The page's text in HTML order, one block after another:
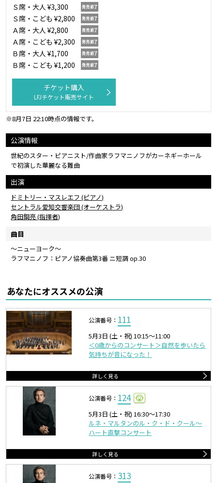
Ｓ席・大人 ¥3,300
Ｓ席・こども ¥2,800
Ａ席・大人 ¥2,800
Ａ席・こども ¥2,300
Ｂ席・大人 ¥1,700
Ｂ席・こども ¥1,200
チケット購入
LFJチケット販売サイト
※8月7日 22:10時点の情報です。
公演情報
世紀のスター・ピアニスト/作曲家ラフマニノフがカーネギーホール
で初演した華麗なる難曲
出演
ドミトリー・マスレエフ (ピアノ)
セントラル愛知交響楽団 (オーケストラ)
角田鋼亮 (指揮者)
曲目
～ニューヨーク～
ラフマニノフ：ピアノ協奏曲第3番 ニ短調 op.30
あなたにオススメの公演
公演番号： 111
5月3日 (土・祝) 10:15〜11:00
＜0歳からのコンサート＞自然を歩いたら
気持ちが音になった！
詳しく見る
公演番号： 124
5月3日 (土・祝) 16:30〜17:30
ルネ・マルタンのル・ク・ド・クール～
ハート直撃コンサート
詳しく見る
公演番号： 313